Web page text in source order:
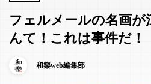
フェルメールの名画が
んて！これは事件だ！
和樂web編集部